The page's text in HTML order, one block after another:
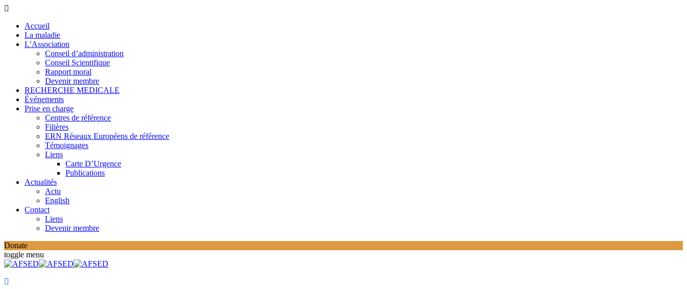
Accueil
La maladie
L’Association
Conseil d’administration
Conseil Scientifique
Rapport moral
Devenir membre
RECHERCHE MEDICALE
Événements
Prise en charge
Centres de référence
Filières
ERN Réseaux Européens de référence
Témoignages
Liens
Carte D’Urgence
Publications
Actualités
Actu
English
Contact
Liens
Devenir membre
Donate
toggle menu